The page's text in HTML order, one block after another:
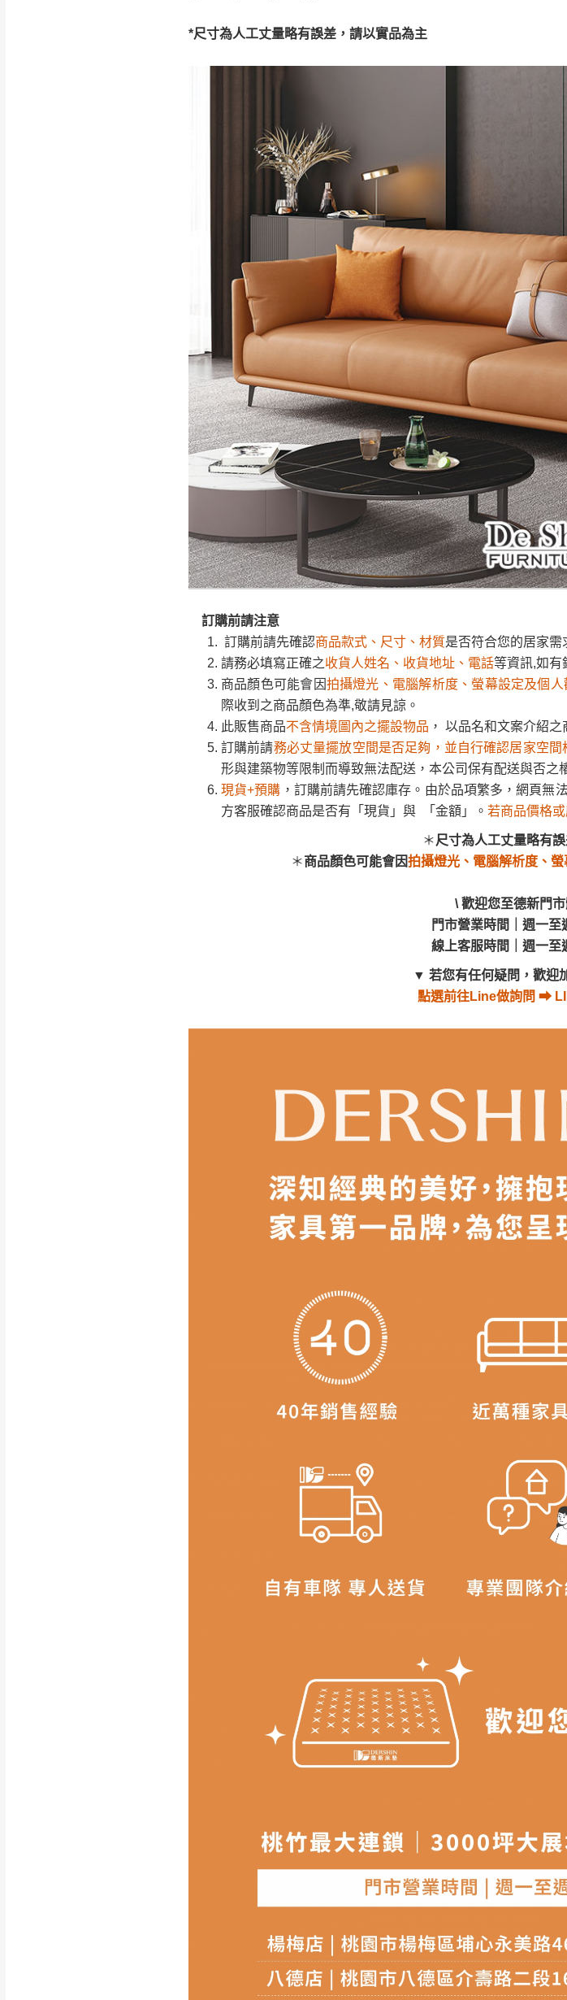
*尺寸為人工丈量略有誤差，請以實品為主
訂購前請注意
訂購前請先確認商品款式、尺寸、材質是否符合您的居家需
請務必填寫正確之收貨人姓名、收貨地址、電話等資訊,如有
商品顏色可能會因拍攝燈光、電腦解析度、螢幕設定及個人
際收到之商品顏色為準,敬請見諒。
此販售商品不含情境圖內之擺設物品 ， 以品名和文案介紹之
訂購前請務必丈量擺放空間是否足夠，並自行確認居家空
形與建築物等限制而導致無法配送，本公司保有配送與否之
現貨+預購 ，訂購前請先確認庫存。由於品項繁多，網頁無
方客服確認商品是否有「現貨」與 「金額」。 若商品價格
＊尺寸為人工丈量略有
＊商品顏色可能會因拍攝燈光、電腦解析度、螢
\ 歡迎您至德新門
門市營業時間｜週一至
線上客服時間｜週一至
▼ 若您有任何疑問，歡迎
點選前往Line做詢問 ⮕
訂購前請先確認商品款式、尺寸、材質是否符合您的居家需
請務必填寫正確之收貨人姓名、收貨地址、電話等資訊,如有
際收到之商品顏色為準,敬請見諒。
此販售商品不含情境圖內之擺設物品， 以品名和文案介紹之
訂購前請務必丈量擺放空間是否足夠，並自行確認居家空
形與建築物等限制而導致無法配送，本公司保有配送與否
現貨+預購，訂購前請先確認庫存。由於品項繁多，網頁無
方客服確認商品是否有「現貨」與 「金額」。若商品價格
尺寸為人工丈量略有
商品顏色可能會因拍攝燈光、電腦解析度、螢
\ 歡迎您至德新門
門市營業時間｜週一至
線上客服時間｜週一至
前往Line做詢問 ⮕
台北
新北
$ 9,000以上：免運費
$ 9,000以下：NT$500
＊A108產品另收運費
苗栗
$ 9,000以上：免運費
$ 9,000以下：NT$500
配送天數：
到貨時間：指定送貨日
｜周（一）配送部門
台北市、新北市地區固定每
（可於LINE線上詢問 →
加收說明
。
其它注意事項
本司貨車運送如因路況不佳、天候惡劣、過於偏遠之山區內
本公司除了盡最大努力完成配送外，視狀況保有出貨的權利
保護物流人員的工作安全，賣家無提供吊掛服務，若需以
讓您不用整天在家等貨，以免浪費你的寶貴時間。
如遇自然災害、政府宣布之災害警報等不可抗力情事，而
期間，恕暫停百貨公司相關運送 》
無回收家具服務，若需回收家俱可聯絡當地請清潔隊回收,
請務必填寫正確之
收貨人姓名、收貨地址、電話
等資訊,如
商品顏色可能會因
拍攝燈光、電腦解析度、螢幕設定及個人
際收到之商品顏色為準,敬請見諒。
訂購前請務必丈量擺放空間是否足夠，並自行確認居家空
形與建築物等限制而導致無法配送，本公司保有配送與否之
現貨+預購，訂購前請先確認庫存。由於品項繁多，網頁無
方客服確認商品是否有「現貨」與 「金額」。若商品價格
商品顏色可能會因
\ 歡迎您至德新門
門市營業時間｜週一至
若您有任何疑問，歡迎
（洽詢方式請搜尋 Line ID →
苗栗至基隆；其它地區暫不開放，如因特殊地型限
素，導致無法配送，
保護物流人員的工作安全，賣家無提供吊掛服務，
行支付。
因大型傢俱有組裝、配送的問題，並非一般快速到
會再與您通知，讓你不用整天在家等貨，以節省您
由於百貨公司配送較為不易，故暫無法配送至百貨公
發票寄送：
若您選擇三聯式或索取兩聯式發票，發票將於商品完成出
送達，如遇國定假日將順延寄送。
退換貨說明：
若收到不良品，請於到貨日起七日內通知本公司客
所有退回及換貨之商品必須是全新狀態且完整包裝
品、附件、包裝、廠商紙及所有附隨文件或資料之
由於透過電腦螢幕選購商品，可能會因個人電腦螢
質感稍有不同，如因此而需退換貨， 需自付來回運
是否合適)。
訂購前請確認商品尺寸，大型物件因為人工丈量，
為主。
狀態與完整包裝。鑑賞期間若發生非本司因素致使之
台北市、新北市地區固定每周(三)、(日)兩天收送貨，
本公司部份商品無維修服務，超過7日鑑賞期，商品
為因素導致商品損壞、零件短缺，則維修、搬運費
者同意將會進行維修)。
到貨7日內為鑑賞期(注意:鑑賞期非試用期)，若非商
退貨運費。
如欲放置營業場所及公開場合之商品則無享有商品
▪️訂單成立時請儘速於三日內完成付款，交易恕不殺價，
日內若未接獲您的匯款或轉帳通知，商品將不予保留(
無回收家具服務，若需回收家具可聯絡當地請清潔隊回收
拍攝燈光、電腦解析度、螢幕設定及個人
際收到之商品顏色為準,敬請見諒。
不含情境圖內之擺設物品， 以品名和文案介紹之
訂購前請務必丈量擺放空間是否足夠，並自行確認居家空
形與建築物等限制而導致無法配送，本公司保有配送與否之
商品顏色可能會因
拍攝燈光、電腦解析度、螢
\ 歡迎您至德新門
門市營業時間｜週一至
線上客服時間｜週一至
▼若您有任何疑問，歡迎
點選前往Line做詢問 ⮕